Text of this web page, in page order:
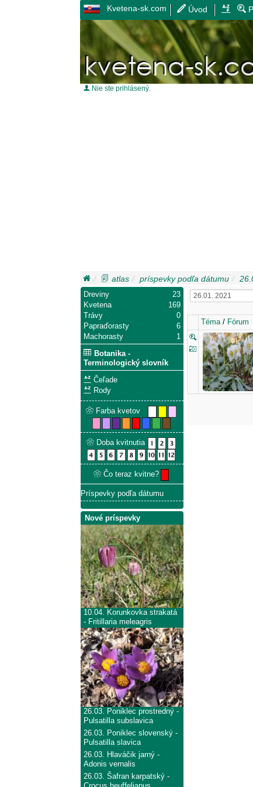
Kvetena-sk.com Úvod
Nie ste prihlásený.
atlas príspevky podľa dátumu
Téma/ Fórum
23
Dreviny
169
Kvetena
0
Trávy
6
Papraďorasty
1
Machorasty
Botanika -
Terminologický slovník
Čeľade
Rody
Farba kvetov
Doba kvitnutia
Čo teraz kvitne?
Príspevky podľa dátumu
Nové príspevky
10.04.
Korunkovka strakatá
- Fritillaria meleagris
26.03.
Poniklec prostredný -
Pulsatilla subslavica
26.03.
Poniklec slovenský -
Pulsatilla slavica
26.03.
Hlaváčik jarný -
Adonis vernalis
26.03. Šafran karpatský -